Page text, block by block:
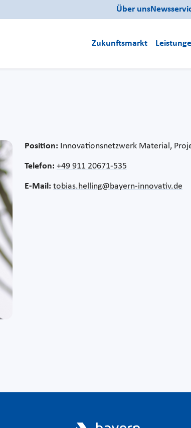
Über uns
Zukunftsmarkt
Position: Innovationsnetzwerk Material,
Telefon: +49 911 20671-535
E-Mail: tobias.helling@bayern-innovativ.de